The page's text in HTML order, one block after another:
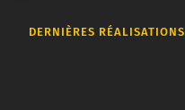
DERNIÈRES RÉALISATIONS